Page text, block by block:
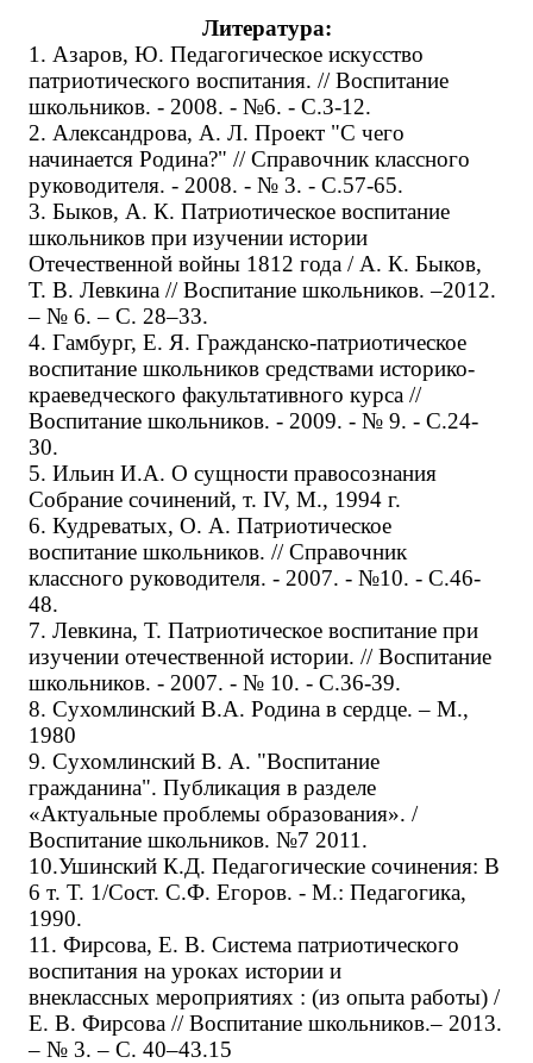
Литература:
1. Азаров, Ю. Педагогическое искусство
патриотического воспитания. // Воспитание
школьников. - 2008. - №6. - С.3-12.
2. Александрова, А. Л. Проект "С чего
начинается Родина?" // Справочник классного
руководителя. - 2008. - № 3. - С.57-65.
3. Быков, А. К. Патриотическое воспитание
школьников при изучении истории
Отечественной войны 1812 года / А. К. Быков,
Т. В. Левкина // Воспитание школьников. –2012.
– № 6. – С. 28–33.
4. Гамбург, Е. Я. Гражданско-патриотическое
воспитание школьников средствами историко-
краеведческого факультативного курса //
Воспитание школьников. - 2009. - № 9. - С.24-
30.
5. Ильин И.А. О сущности правосознания
Собрание сочинений, т. IV, М., 1994 г.
6. Кудреватых, О. А. Патриотическое
воспитание школьников. // Справочник
классного руководителя. - 2007. - №10. - С.46-
48.
7. Левкина, Т. Патриотическое воспитание при
изучении отечественной истории. // Воспитание
школьников. - 2007. - № 10. - С.36-39.
8. Сухомлинский В.А. Родина в сердце. – М.,
1980
9. Сухомлинский В. А. "Воспитание
гражданина". Публикация в разделе
«Актуальные проблемы образования». /
Воспитание школьников. №7 2011.
10.Ушинский К.Д. Педагогические сочинения: В
6 т. Т. 1/Сост. С.Ф. Егоров. - М.: Педагогика,
1990.
11. Фирсова, Е. В. Система патриотического
воспитания на уроках истории и
внеклассных мероприятиях : (из опыта работы) /
Е. В. Фирсова // Воспитание школьников.– 2013.
– № 3. – С. 40–43.15